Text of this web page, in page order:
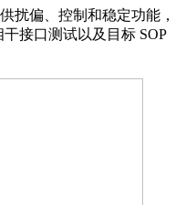
扰偏、控制和稳定功能，
接口测试以及目标 SOP